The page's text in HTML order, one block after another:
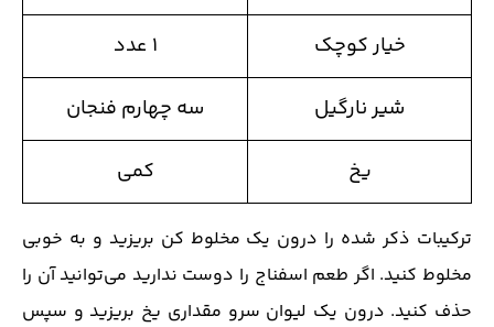
خیار کوچک ۱ عدد
شیر نارگیل سه چهارم فنجان
یخ کمی
ترکیبات ذکر شده را درون یک مخلوط کن بریزید و به خوبی
مخلوط کنید. اگر طعم اسفناج را دوست ندارید می‌توانید آن را
حذف کنید. درون یک لیوان سرو مقداری یخ بریزید و سپس